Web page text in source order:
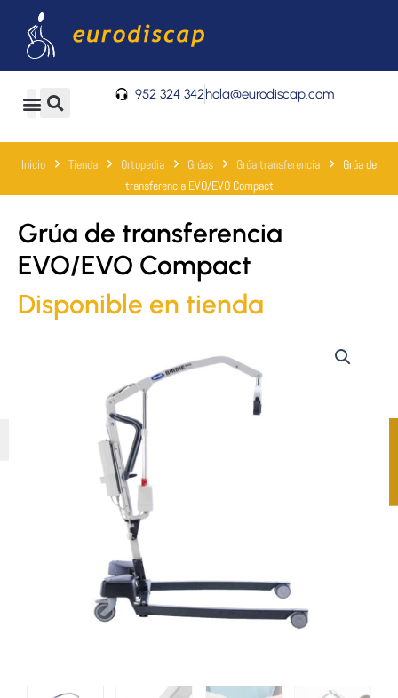
contenido
0
Carrito 952 324 342hola@eurodiscap.com
Inicio Tienda Ortopedia Grúas Grúa transferencia
Grúa de
transferencia EVO/EVO Compact
Grúa de transferencia
EVO/EVO Compact
Disponible en tienda